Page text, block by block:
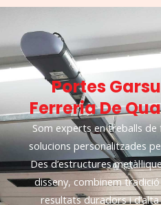
Portes
Ferreria De
Som experts en treballs
solucions personalitzades
Des d’estructures
disseny, combinem
resultats duradors i